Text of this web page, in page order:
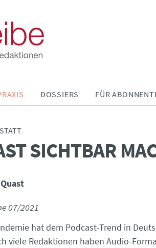
DOSSIERS FÜR
SICHTBAR
07/2021
hat dem Podcast-Trend in
viele Redaktionen haben Audio-